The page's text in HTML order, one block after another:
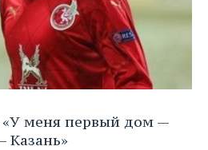
меня первый дом —
Казань»